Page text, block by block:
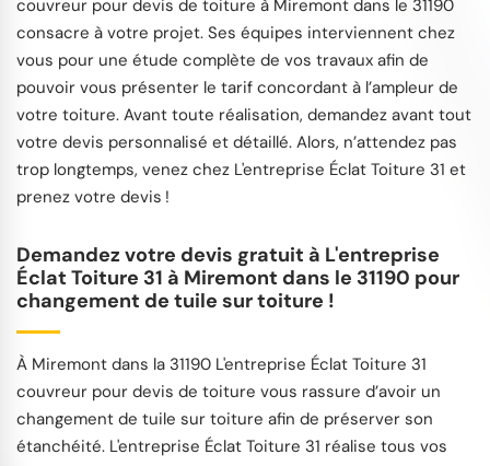
couvreur pour devis de toiture à Miremont dans le 31190
consacre à votre projet. Ses équipes interviennent chez
vous pour une étude complète de vos travaux afin de
pouvoir vous présenter le tarif concordant à l’ampleur de
votre toiture. Avant toute réalisation, demandez avant tout
votre devis personnalisé et détaillé. Alors, n’attendez pas
trop longtemps, venez chez L'entreprise Éclat Toiture 31 et
prenez votre devis !
Demandez votre devis gratuit à L'entreprise
Éclat Toiture 31 à Miremont dans le 31190 pour
changement de tuile sur toiture !
À Miremont dans la 31190 L'entreprise Éclat Toiture 31
couvreur pour devis de toiture vous rassure d’avoir un
changement de tuile sur toiture afin de préserver son
étanchéité. L'entreprise Éclat Toiture 31 réalise tous vos